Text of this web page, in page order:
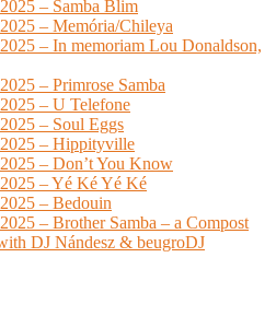
– Samba Blim
– Memória/Chileya
– In memoriam Lou Donaldson,
– Primrose Samba
– U Telefone
– Soul Eggs
– Hippityville
– Don’t You Know
– Yé Ké Yé Ké
– Bedouin
– Brother Samba – a Compost
DJ Nándesz & beugroDJ